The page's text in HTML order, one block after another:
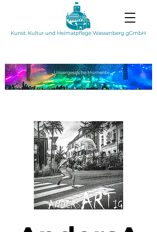
Kunst, Kultur und Heimatpflege Wassenberg gGmbH
UnvergesslicheMomente